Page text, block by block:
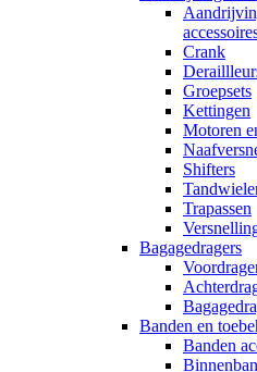
Crank
Groepsets
Kettingen
Motoren
Shifters
Trapassen
Bagagedragers
Banden en
Banden